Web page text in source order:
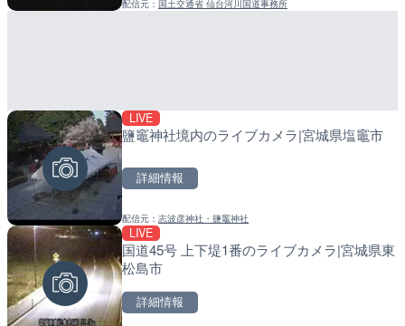
配信元：国土交通省 仙台河川国道事務所
LIVE
鹽竈神社境内のライブカメラ|宮城県塩竈市
詳細情報
配信元：志波彦神社・鹽竈神社
LIVE
国道45号 上下堤1番のライブカメラ|宮城県東
松島市
詳細情報
配信元：株式会社ティーファイブプロジ
Impaxビル付近から歌舞伎
配信元：
原爆ドームのライブカメ
配信元：日高町役場
導目木川 花立砂防堰堤下
配信元：
常呂川 鹿ノ子ダムのライ